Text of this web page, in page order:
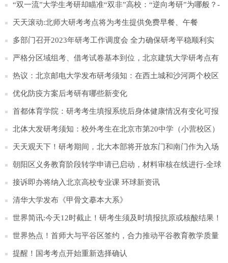
口罩
“双一流”大学生考研却瞄准“双非”高校：“逆向考研”为哪般？-
天天播报
天天滚动:北师大研考考点将为考生提供免费早餐、午餐
多部门召开2023年研考工作调度会 全力确保研考平稳顺利实
施-即时
严格分区域组考、借考试卷基本到位，北京建筑大学研考点有
序备考 世界头条
热议：北京邮电大学发布研考须知：在西土城和沙河两个校区
组织考试
优化防疫方案后考研有哪些新变化
首都体育学院：研考考生填报系统后身体健康情况有变化可报
告学校
北体大发研考须知：校外考生在北京市第20中学（小营校区）
考试-新动态
天天观天下！研考期间，北大本部将开放东门和南门作为入场
通道
朝阳区义务教育阶段转学申请已启动，材料审核在线进行-全球
今头条
接诉即办将纳入北京高校专业课 环球新资讯
清华大学发布《甲骨文摹本大系》
世界简讯:今天12时截止！研考生须及时填报抗原或核酸结果！
世界热点！首师大与平谷区签约，合力推动平谷教育教学质量
整体提升
提醒！国考考点开始重新选择确认